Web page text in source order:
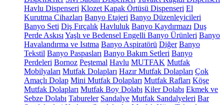
Havlu Dispenseri Klozet Kapak Örtüsü Dispenseri El
Kurutma Cihazları Banyo Etajeri Banyo Düzenleyicileri
Banyo Seti Diş Fırçalık Havluluk Banyo Kaydırmazı Duş
Perde Askısı Yaşlı ve Bedensel Engelli Banyo Ürünleri Banyo
Havalandırma ve Isıtma Banyo Aspiratörü Diğer Banyo
Tekstil Banyo Paspasları Banyo Bakım Setleri Banyo
Perdeleri Bornoz Peştemal Havlu MUTFAK Mutfak
Mobilyaları Mutfak Dolapları Hazır Mutfak Dolapları Çok
Amaçlı Dolap Mini Mutfak Dolapları Mutfak Rafları Köşe
Mutfak Dolapları Mutfak Boy Dolabı Kiler Dolabı Ekmek ve
Sebze Dolabı Tabureler Sandalye Mutfak Sandalyeleri Bar